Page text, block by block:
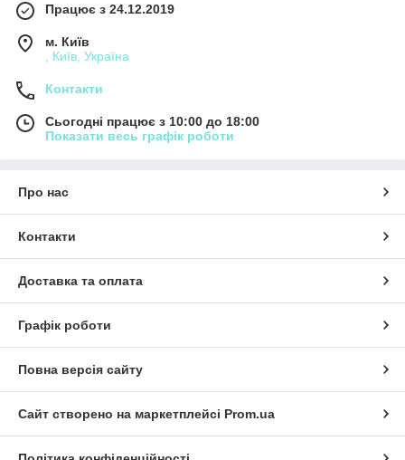
Працює з 24.12.2019
м. Київ
, Київ, Україна
Контакти
Сьогодні працює з 10:00 до 18:00
Показати весь графік роботи
Про нас
Контакти
Доставка та оплата
Графік роботи
Повна версія сайту
Сайт створено на маркетплейсі Prom.ua